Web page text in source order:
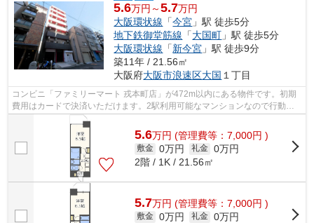
5.6万円～5.7万円
大阪環状線 「今宮 」駅 徒歩5分
地下鉄御堂筋線 「大国町 」駅 徒歩5分
大阪環状線 「新今宮 」駅 徒歩9分
築11年 / 21.56㎡
大阪府大阪市浪速区大国 １丁目
コンビニ「ファミリーマート 戎本町店」が472m以内にある物件です。初期
費用はカードで決済いただけます。2駅利用可能なマンションなので行動範
囲も広がります。駅から徒歩5分というア...
5.6万円 (管理費等：7,000円 )
敷金 0万円 礼金 0万円
2階 / 1K / 21.56㎡
5.7万円 (管理費等：7,000円 )
敷金 0万円 礼金 0万円